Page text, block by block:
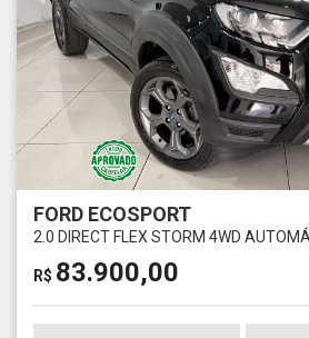
FORD ECOSPORT
2.0 DIRECT FLEX STORM 4WD
R$ 83.900,00